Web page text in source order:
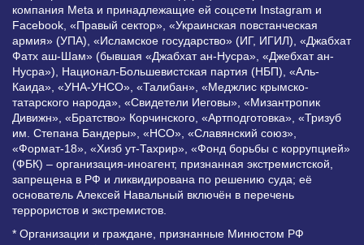
компания Meta и принадлежащие ей соцсети Instagram и
Facebook, «Правый сектор», «Украинская повстанческая
армия» (УПА), «Исламское государство» (ИГ, ИГИЛ), «Джабхат
Фатх аш-Шам» (бывшая «Джабхат ан-Нусра», «Джебхат ан-
Нусра»), Национал-Большевистская партия (НБП), «Аль-
Каида», «УНА-УНСО», «Талибан», «Меджлис крымско-
татарского народа», «Свидетели Иеговы», «Мизантропик
Дивижн», «Братство» Корчинского, «Артподготовка», «Тризуб
им. Степана Бандеры», «НСО», «Славянский союз»,
«Формат-18», «Хизб ут-Тахрир», «Фонд борьбы с коррупцией»
(ФБК) – организация-иноагент, признанная экстремистской,
запрещена в РФ и ликвидирована по решению суда; её
основатель Алексей Навальный включён в перечень
террористов и экстремистов.
* Организации и граждане, признанные Минюстом РФ